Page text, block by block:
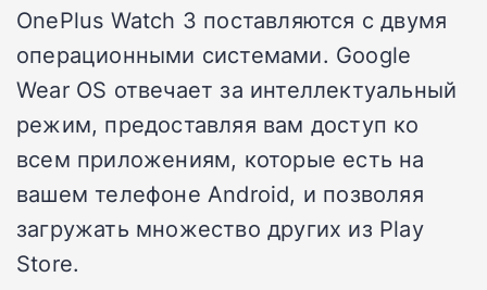
OnePlus Watch 3 поставляются с двумя
операционными системами. Google
Wear OS отвечает за интеллектуальный
режим, предоставляя вам доступ ко
всем приложениям, которые есть на
вашем телефоне Android, и позволяя
загружать множество других из Play
Store.